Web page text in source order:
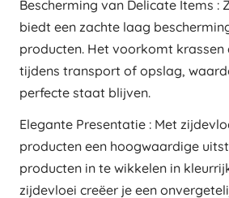
Bescherming van Delicate Items :
biedt een zachte laag
producten. Het voorkomt krassen
tijdens transport of opslag,
perfecte staat blijven.
Elegante Presentatie : Met
producten een hoogwaardige
producten in te wikkelen in
zijdevloei creëer je een